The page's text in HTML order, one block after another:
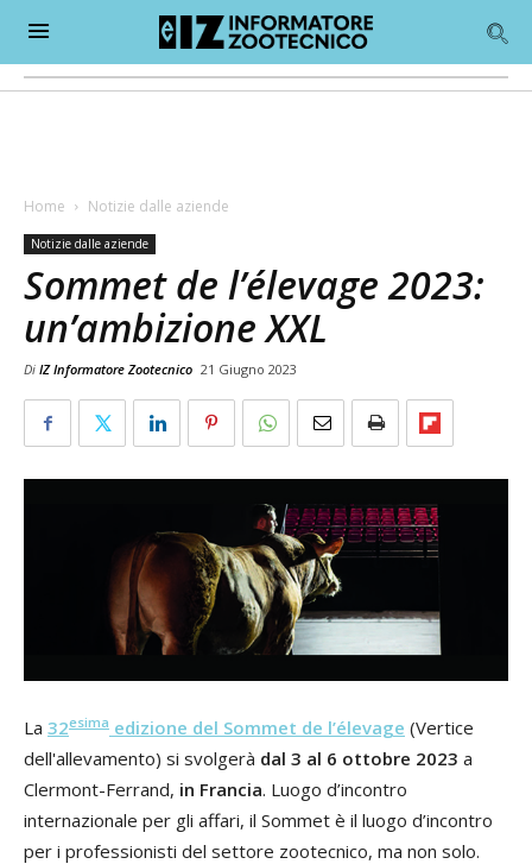
Home Notizie dalle aziende
Notizie dalle aziende
Sommet de l’élevage 2023:
un’ambizione XXL
Di IZ Informatore Zootecnico 21 Giugno 2023
La 32esima edizione del Sommet de l’élevage (Vertice
dell'allevamento) si svolgerà dal 3 al 6 ottobre 2023 a
Clermont-Ferrand, in Francia. Luogo d’incontro
internazionale per gli affari, il Sommet è il luogo d’incontro
per i professionisti del settore zootecnico, ma non solo.